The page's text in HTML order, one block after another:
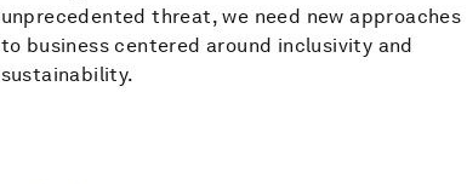
unprecedented threat, we need new approaches
to business centered around inclusivity and
sustainability.